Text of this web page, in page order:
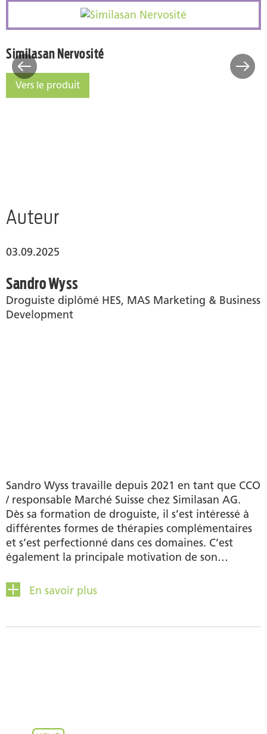
Similasan Nervosité
Similasan Nervosité
Similasan Nervosité
Vers le produit
Auteur
03.09.2025
Sandro Wyss
Droguiste diplômé HES, MAS Marketing & Business
Development
Sandro Wyss travaille depuis 2021 en tant que CCO
/ responsable Marché Suisse chez Similasan AG.
Dès sa formation de droguiste, il s’est intéressé à
différentes formes de thérapies complémentaires
et s’est perfectionné dans ces domaines. C’est
également la principale motivation de son
l’ASMC (Association Suisse pour les Médicaments
de la Médecine complémentaire). Il aime passer
passionne pour la cuisine.
En savoir plus